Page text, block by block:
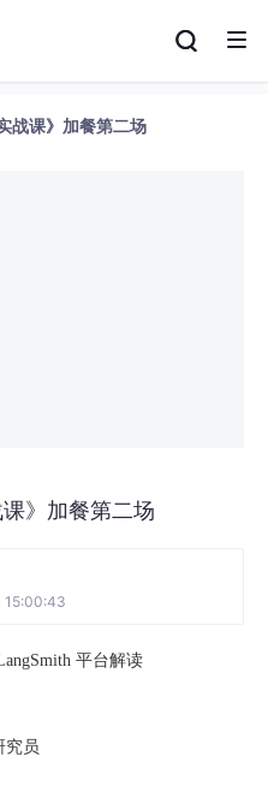
战课》加餐第二场
课》加餐第二场
15:00:43
平台解读
究员